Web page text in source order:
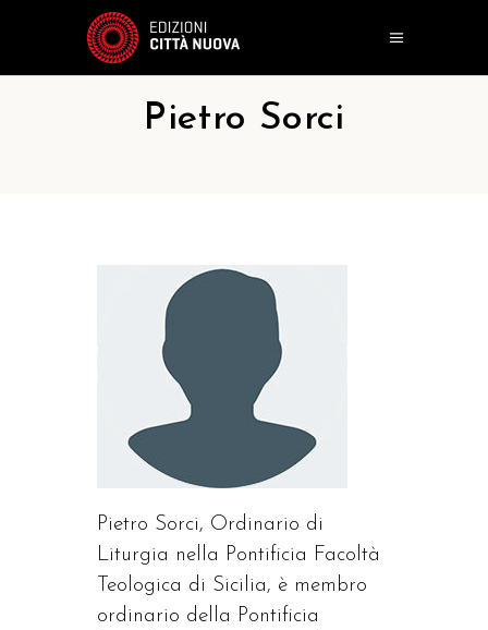
Pietro Sorci
Pietro Sorci, Ordinario di
Liturgia nella Pontificia Facoltà
Teologica di Sicilia, è membro
ordinario della Pontificia